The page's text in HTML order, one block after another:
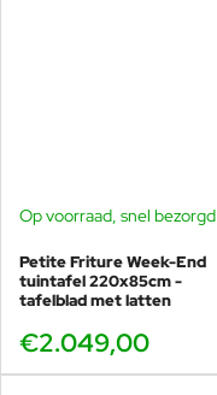
Op voorraad, snel bezorgd
Petite Friture Week-End
tuintafel 220x85cm -
tafelblad met latten
€2.049,00